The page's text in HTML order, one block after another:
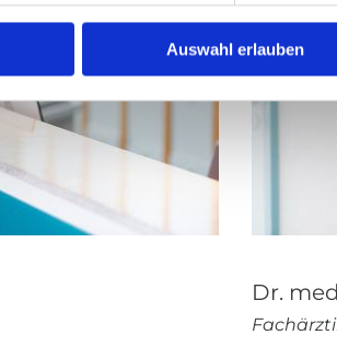
Auswahl erlauben
Dr.